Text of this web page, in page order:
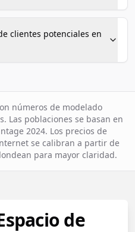
clientes potenciales en
números de modelado
Las poblaciones se basan en
2024. Los precios de
se calibran a partir de
para mayor claridad.
de